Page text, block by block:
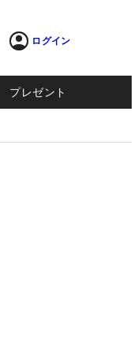
ログイン
プレゼント